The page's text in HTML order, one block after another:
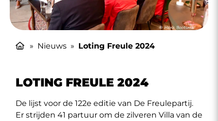
» Nieuws » Loting Freule 2024
LOTING FREULE 2024
De lijst voor de 122e editie van De Freulepartij.
Er strijden 41 partuur om de zilveren Villa van de